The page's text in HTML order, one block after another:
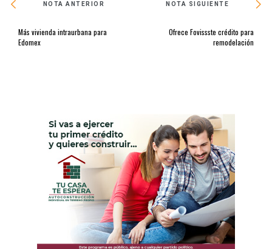
NOTA ANTERIOR
Más vivienda intraurbana para
Edomex
NOTA SIGUIENTE
Ofrece Fovissste crédito para
remodelación